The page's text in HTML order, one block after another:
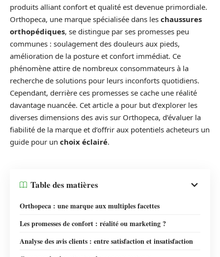
produits alliant confort et qualité est devenue primordiale.
Orthopeca, une marque spécialisée dans les chaussures
orthopédiques, se distingue par ses promesses peu
communes : soulagement des douleurs aux pieds,
amélioration de la posture et confort immédiat. Ce
phénomène attire de nombreux consommateurs à la
recherche de solutions pour leurs inconforts quotidiens.
Cependant, derrière ces promesses se cache une réalité
davantage nuancée. Cet article a pour but d’explorer les
diverses dimensions des avis sur Orthopeca, d’évaluer la
fiabilité de la marque et d’offrir aux potentiels acheteurs un
guide pour un choix éclairé.
Table des matières
Orthopeca : une marque aux multiples facettes
Les promesses de confort : réalité ou marketing ?
Analyse des avis clients : entre satisfaction et insatisfaction